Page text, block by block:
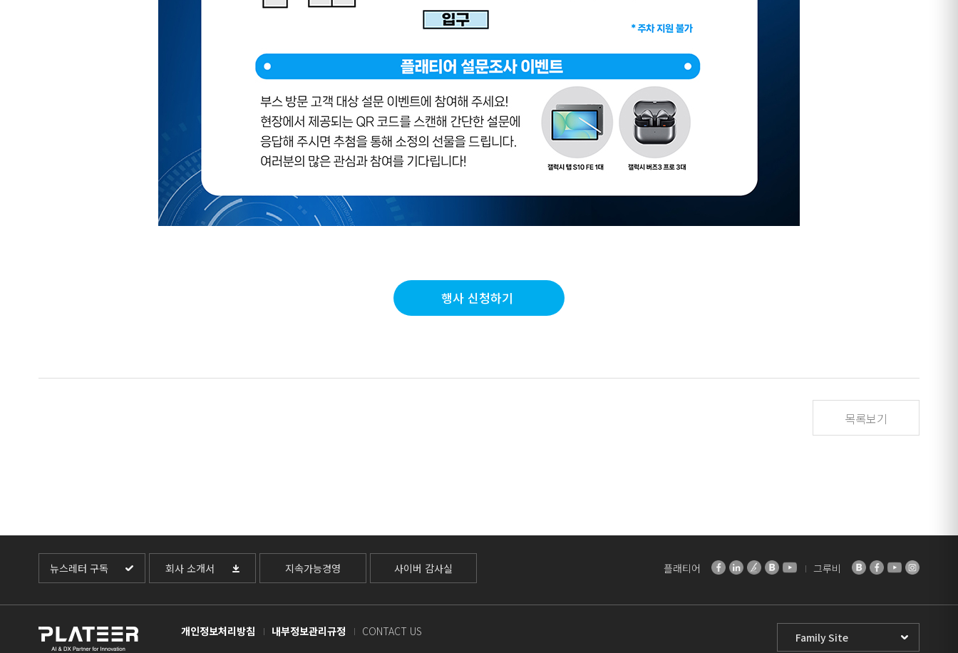
행사 신청하기
목록보기
뉴스레터 구독 회사 소개서 지속가능경영 사이버 감사실 플래티어 그루비
개인정보처리방침 내부정보관리규정 CONTACT US